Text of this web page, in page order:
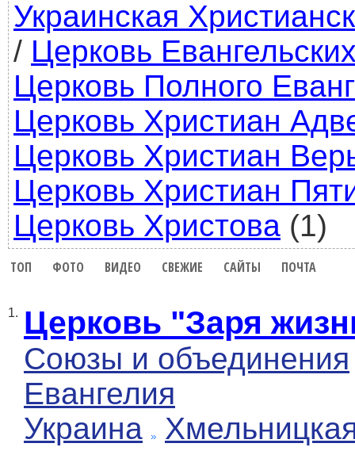
Украинская
/ Церковь
Церковь Полного
Церковь Христиан
Церковь Христиан
Церковь Христиан
Церковь Христова (1)
ТОП ФОТО ВИДЕО СВЕЖИЕ САЙТЫ ПОЧТА
1. Церковь "Заря
Союзы и объединения
Евангелия
Украина